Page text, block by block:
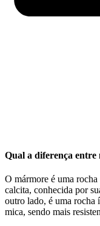
Qual a diferença
O mármore é uma
calcita, conhecida por
outro lado, é uma rocha
mica, sendo mais